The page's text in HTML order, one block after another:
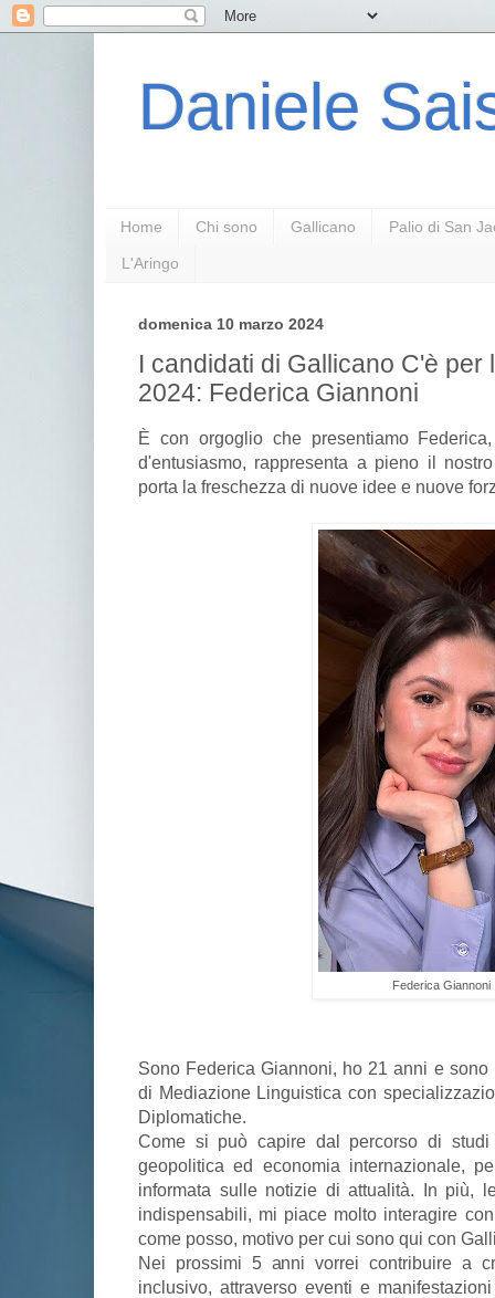
Daniele
Home Chi sono Gallicano Palio di San
L'Aringo
domenica 10 marzo 2024
I candidati di Gallicano C'è per
2024: Federica Giannoni
È con orgoglio che presentiamo
d'entusiasmo, rappresenta a pieno il
porta la freschezza di nuove idee e nuove
Federica Giannoni
Sono Federica Giannoni, ho 21 anni e sono
di Mediazione Linguistica con
Diplomatiche.
Come si può capire dal percorso di
geopolitica ed economia internazionale,
informata sulle notizie di attualità. In più,
indispensabili, mi piace molto interagire
come posso, motivo per cui sono qui con
Nei prossimi 5 anni vorrei contribuire a
inclusivo, attraverso eventi e